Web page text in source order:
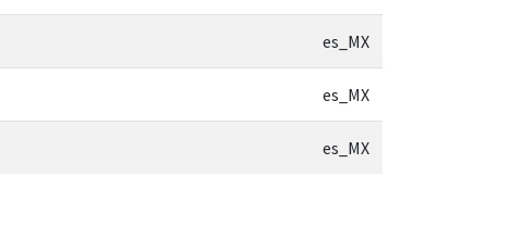
es_MX
es_MX
es_MX